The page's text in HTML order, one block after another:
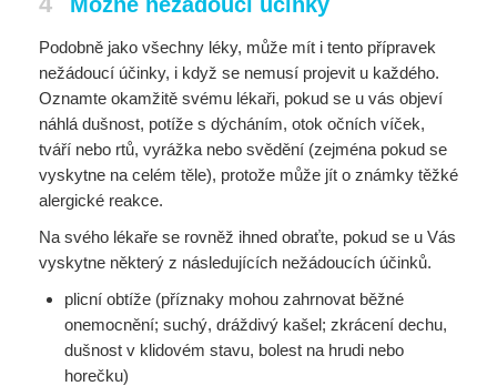
Podobně jako všechny léky, může mít i tento přípravek
nežádoucí účinky, i když se nemusí projevit u každého.
Oznamte okamžitě svému lékaři, pokud se u vás objeví
náhlá dušnost, potíže s dýcháním, otok očních víček,
tváří nebo rtů, vyrážka nebo svědění (zejména pokud se
vyskytne na celém těle), protože může jít o známky těžké
alergické reakce.
Na svého lékaře se rovněž ihned obraťte, pokud se u Vás
vyskytne některý z následujících nežádoucích účinků.
plicní obtíže (příznaky mohou zahrnovat běžné
onemocnění; suchý, dráždivý kašel; zkrácení dechu,
dušnost v klidovém stavu, bolest na hrudi nebo
horečku)